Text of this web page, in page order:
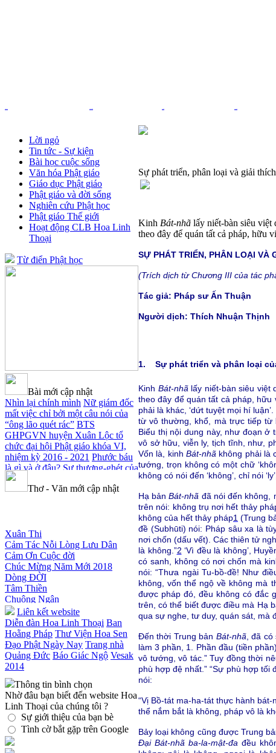
Lời ngỏ
Tin tức - Sự kiện
Bài học cuộc sống
Văn hóa Phật giáo
Giáo dục Phật giáo
Phật giáo và đời sống
Nghiên cứu Phật học
Phật giáo Thế giới
Hoạt động CLB Hoa Linh
Thoại
Từ điển Phật học
Bài mới cập nhật
Nhìn lại chính mình Nữ giám đốc
mất việc chỉ bởi một câu nói của
“ông lão quét rác” BTS
GHPGVN huyện Xuân Lộc tổ
chức đại hội Phật giáo khóa VI,
nhiệm kỳ 2016 - 2021 Phước báu
là gì và ở đâu? Sự thương-ghét của
con người
Cải đạo: Nguyên nhân & giải pháp
Tịnh xá Ngọc Đăng khai giảng
Thiền dành cho Người bận rộn
Thơ - Văn mới cập nhật
Cảm Tác Nỗi Lòng Lưu Dân
Cảm Ơn Cuộc đời
Chúc Mừng Năm Mới 2018
Dòng ĐỜI
Tâm Thiền
Chuông Ngân
Kính mừng Phật Đản
Anh không chết đâu em
Kiếp này
Liên kết website
Diễn đàn Hoa Linh Thoại Ban
Hoằng Pháp Thư Viện Hoa Sen
Đạo Phật Ngày Nay Trang nhà
Quảng Đức Báo Giác Ngộ Vesak
2014
Thông tin bình chọn
Nhờ đâu bạn biết đến website Hoa
Linh Thoại của chúng tôi ?
Sự giới thiệu của bạn bè
Tình cờ bắt gặp trên Google
Sự phát triển, phân loại và giải
Kinh Bát-nhã lấy niết-bàn siêu
theo đây để quán tất cả pháp, hữu
SỰ PHÁT TRIỂN, PHÂN LOẠI VÀ
(Trích dịch từ Chương III của tác
Tác giả: Pháp sư Ấn Thuận
Người dịch: Thích Nhuận Thịnh
1. Sự phát triển và phân loại
Kinh Bát-nhãlấy niết-bàn siêu việt
theo đây để quán tất cả pháp, hữu
phải là khác, ‘dứt tuyệt mọi hí
từ vô thường, khổ, mà trực tiếp từ
Biểu thị nội dung này, như đoạn ở
vô sở hữu, viễn ly, tịch tĩnh, như,
Vốn là, kinh Bát-nhãkhông phải là
tướng, trọn không có một chữ
không có nói đến ‘không’, chỉ nói
Hạ bảnBát-nhã đã nói đến không,
trên nói: không trụ nơi hết thảy
không của hết thảy pháp1 (Trung
đề (Subhūti) nói: Pháp sâu xa là
nơi chốn (dấu vết). Các thiên tử
là không.”2 ‘Vì đều là không’,
có sanh, không có nơi chốn mà
nói: “Thưa ngài Tu-bồ-đề! Như
không, vốn thể ngộ về không mà
được pháp đó, đều không có đắc
trên, có thể biết được điều mà Hạ
qua sự nghe, tư duy, quán sát, mà
Đến thời Trung bản Bát-nhã, đã có
làm 3 phần, 1. Phần đầu (tiền
vô tướng, vô tác.” Tuy đồng thời
phù hợp đệ nhất.” “Sự phù hợp
nói:
“Vị Bồ-tát ma-ha-tát thực hành
thể nắm bắt là không, pháp vô là
Bảy loại không cũng được Trung
Đại Bát-nhã ba-la-mật-đa đều